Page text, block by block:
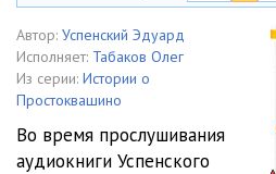
06 Галчонок Хватайка
07 Ваш сын дядя Фарик
09 Теленок
Автор: Успенский Эдуард
Исполняет: Табаков Олег
Из серии: Истории о
Простоквашино
Во время прослушивания
аудиокниги Успенского